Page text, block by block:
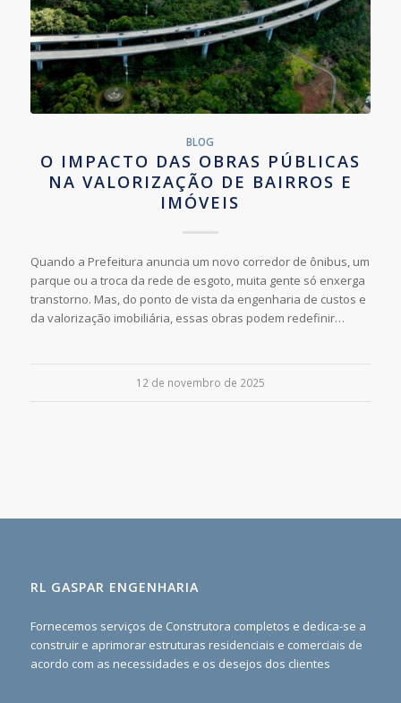
BLOG
O IMPACTO DAS OBRAS PÚBLICAS
NA VALORIZAÇÃO DE BAIRROS E
IMÓVEIS
Quando a Prefeitura anuncia um novo corredor de ônibus, um
parque ou a troca da rede de esgoto, muita gente só enxerga
transtorno. Mas, do ponto de vista da engenharia de custos e
da valorização imobiliária, essas obras podem redefinir…
12 de novembro de 2025
RL GASPAR ENGENHARIA
Fornecemos serviços de Construtora completos e dedica-se a
construir e aprimorar estruturas residenciais e comerciais de
acordo com as necessidades e os desejos dos clientes